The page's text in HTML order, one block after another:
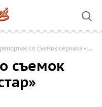
со съемок сериала «Сырластар»
съемок